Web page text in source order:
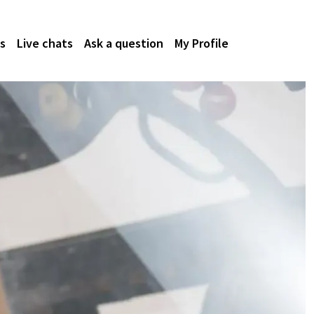
Live chats Ask a question My Profile